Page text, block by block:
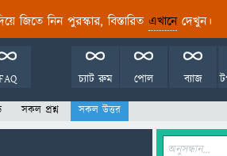
জিতে নিন পুরস্কার, বিস্তারিত এখানেদেখুন।
ব্যাজ
পোল
চ্যাট রুম
সকল প্রশ্ন সকল উত্তর